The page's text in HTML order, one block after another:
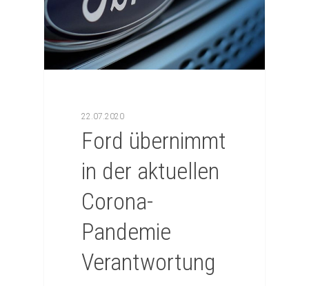
22.07.2020
Ford übernimmt
in der aktuellen
Corona-
Pandemie
Verantwortung